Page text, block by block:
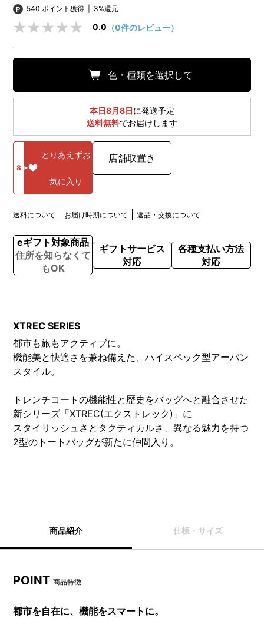
540 ポイント獲得
3%還元
0.0 （0件のレビュー）
色・種類を選択して
本日8月8日に発送予定
送料無料でお届けします
8
とりあえずお
気に入り
店舗取置き
送料について お届け時期について 返品・交換について
eギフト対象商品
住所を知らなくて
もOK
ギフトサービス
対応
各種支払い方法
対応
XTREC SERIES
都市も旅もアクティブに。
機能美と快適さを兼ね備えた、ハイスペック型アーバン
スタイル。
トレンチコートの機能性と歴史をバッグへと融合させた
新シリーズ「XTREC(エクストレック)」に
スタイリッシュさとタクティカルさ、異なる魅力を持つ
2型のトートバッグが新たに仲間入り。
商品紹介 仕様・サイズ
POINT商品特徴
都市を自在に、機能をスマートに。